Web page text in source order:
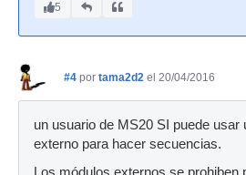
5
#4 por tama2d2 el 20/04/2016
un usuario de MS20 SI puede usar
externo para hacer secuencias.